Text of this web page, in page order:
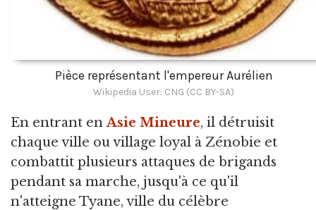
Pièce représentant l'empereur Aurélien
Wikipedia User: CNG (CC BY-SA)
En entrant enAsie Mineure, il détruisit
chaque ville ou village loyal à Zénobie et
combattit plusieurs attaques de brigands
pendant sa marche, jusqu'à ce qu'il
n'atteigne Tyane, ville du célèbre